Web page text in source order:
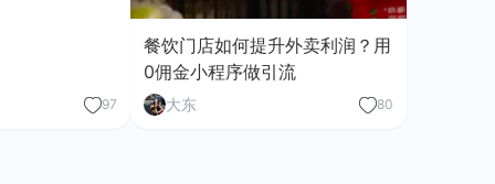
97
餐饮门店如何提升外卖利润？用
0佣金小程序做引流
大东 80